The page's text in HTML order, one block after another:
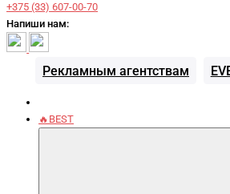
+375 (33) 607-00-70
Напиши нам:
Рекламным агентствам
🔥BEST